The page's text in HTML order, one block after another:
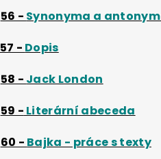
56 - Synonyma a
57 - Dopis
58 - Jack London
59 - Literární abeceda
60 - Bajka - práce s texty